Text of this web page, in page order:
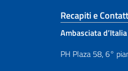
Recapiti e
Ambasciata
PH Plaza 58, 6°